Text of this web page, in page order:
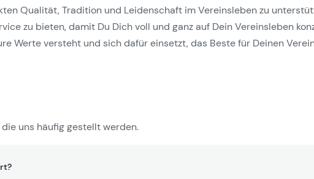
Qualität, Tradition und Leidenschaft im Vereinsleben zu
zu bieten, damit Du Dich voll und ganz auf Dein Vereinsleben
Werte versteht und sich dafür einsetzt, das Beste für Deinen
uns häufig gestellt werden.